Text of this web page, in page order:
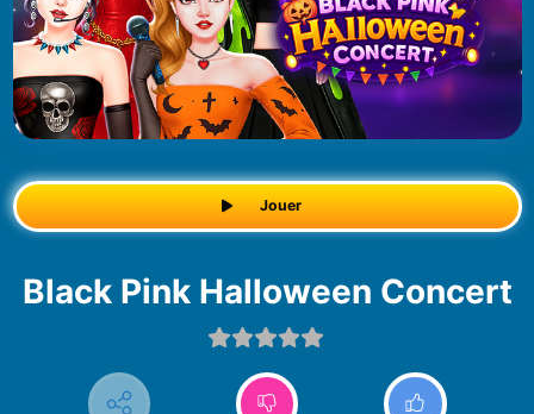
Jouer
Black Pink Halloween Concert